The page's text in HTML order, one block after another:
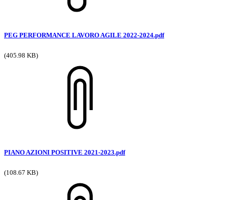
PEG PERFORMANCE LAVORO AGILE 2022-2024.pdf
(405.98 KB)
PIANO AZIONI POSITIVE 2021-2023.pdf
(108.67 KB)